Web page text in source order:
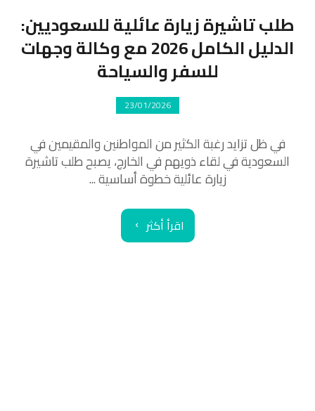
طلب تاشيرة زيارة عائلية للسعوديين:
الدليل الكامل 2026 مع وكالة وجهات
للسفر والسياحة
23/01/2026
في ظل تزايد رغبة الكثير من المواطنين والمقيمين في
السعودية في لقاء ذويهم في الخارج، يصبح طلب تاشيرة
زيارة عائلية خطوة أساسية ...
اقرأ أكثر